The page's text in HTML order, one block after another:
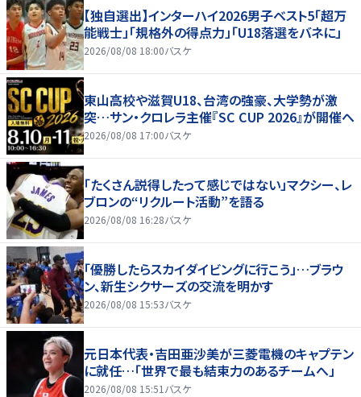
【独自選出】インターハイ2026男子ベスト5「超万
能戦士」「規格外の得点力」「U18落選をバネに」
2026/08/08 18:00バスケ
東山高校や滋賀U18、台湾の強豪、大学勢が激
突…サン・クロレラ主催『SC CUP 2026』が開催へ
2026/08/08 17:00バスケ
「たくさん説得したって感じではない」マクシー、レ
ブロンの“リクルート活動”を語る
2026/08/08 16:28バスケ
「優勝したらスカイダイビングに行こう」…ブラウ
ン、新生シクサーズの交流を明かす
2026/08/08 15:53バスケ
元日本代表・吉田亜沙美が三菱電機のキャプテン
に就任…「世界で最も結束力のあるチームへ」
2026/08/08 15:51 バスケ